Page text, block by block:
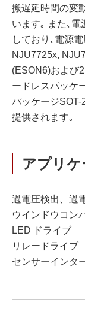
搬遅延時間の変
います｡ また､
しており､電源
NJU7725x,
(ESON6)および
ードレスパッケ
パッケージ
提供されます｡
アプリ
過電圧検出、過
ウインドウコン
LED ドライブ
リレードライブ
センサーインタ